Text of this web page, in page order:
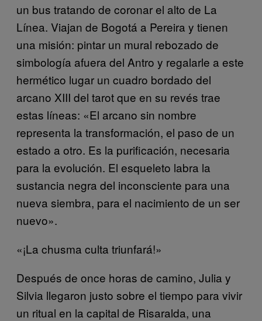
un bus tratando de coronar el alto de La
Línea. Viajan de Bogotá a Pereira y tienen
una misión: pintar un mural rebozado de
simbología afuera del Antro y regalarle a este
hermético lugar un cuadro bordado del
arcano XIII del tarot que en su revés trae
estas líneas: «El arcano sin nombre
representa la transformación, el paso de un
estado a otro. Es la purificación, necesaria
para la evolución. El esqueleto labra la
sustancia negra del inconsciente para una
nueva siembra, para el nacimiento de un ser
nuevo».
«¡La chusma culta triunfará!»
Después de once horas de camino, Julia y
Silvia llegaron justo sobre el tiempo para vivir
un ritual en la capital de Risaralda, una